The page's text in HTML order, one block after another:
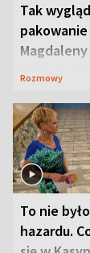
Tak
Magdaleny
Rozmowy
To nie
hazardu.